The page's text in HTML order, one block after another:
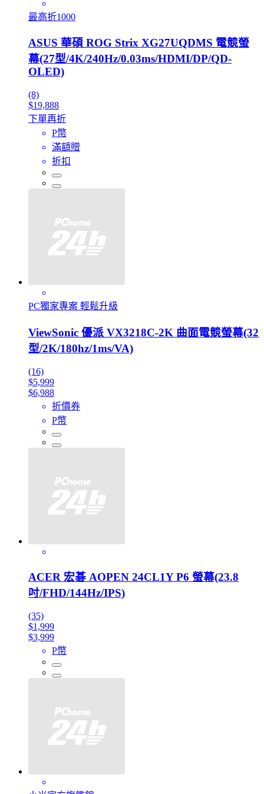
最高折1000
ASUS 華碩 ROG Strix XG27UQDMS 電競螢
幕(27型/4K/240Hz/0.03ms/HDMI/DP/QD-
OLED)
(8)
$19,888
下單再折
P幣
滿額贈
折扣
PC獨家專案 輕鬆升級
ViewSonic 優派 VX3218C-2K 曲面電競螢幕(32
型/2K/180hz/1ms/VA)
(16)
$5,999
$6,988
折價券
P幣
ACER 宏碁 AOPEN 24CL1Y P6 螢幕(23.8
吋/FHD/144Hz/IPS)
(35)
$1,999
$3,999
P幣